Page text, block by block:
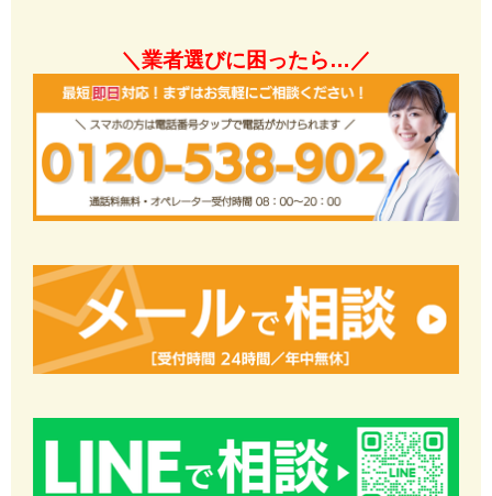
＼業者選びに困ったら…／